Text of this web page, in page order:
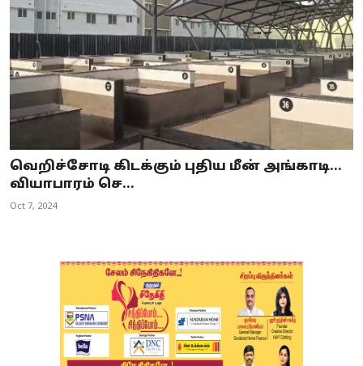
வெறிச்சோடி கிடக்கும் புதிய மீன் அங்காடி...
வியாபாரம் செ...
Oct 7, 2024